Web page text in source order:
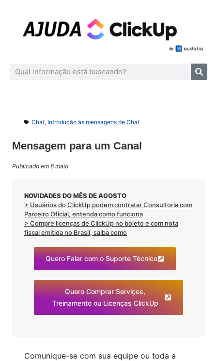
Chat, Introdução às mensagens de Chat
Mensagem para um Canal
Publicado em 8 maio
NOVIDADES DO MÊS DE AGOSTO
> Usuários do ClickUp podem contratar Consultoria com
Parceiro Oficial, entenda como funciona
> Compre licenças de ClickUp no boleto e com nota
fiscal emitida no Brasil, saiba como
Quero Falar com o Suporte Técnico
Quero Comprar Serviços,
Treinamento ou Licenças ClickUp
Comunique-se com sua equipe ou toda a